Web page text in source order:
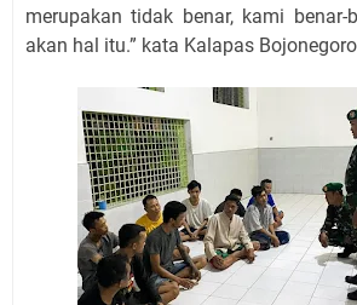
merupakan tidak benar, kami benar-
akan hal itu.” kata Kalapas